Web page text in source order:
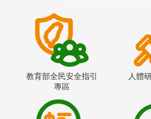
教育部全民安全指引
專區
人體